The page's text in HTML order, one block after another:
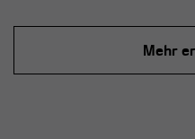
Mehr